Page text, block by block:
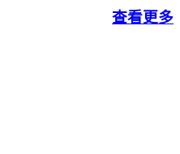
查看更多